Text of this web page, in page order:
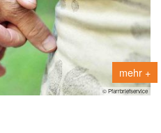
mehr +
© Pfarrbriefservice